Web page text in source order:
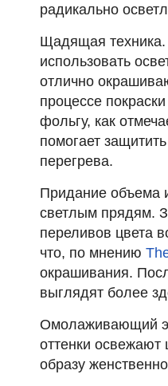
радикально
Щадящая
использовать
отлично
процессе
фольгу, как
помогает
перегрева.
Придание объема
светлым прядям.
переливов цвета
что, по мнению
окрашивания.
выглядят более
Омолаживающий
оттенки освежают
образу